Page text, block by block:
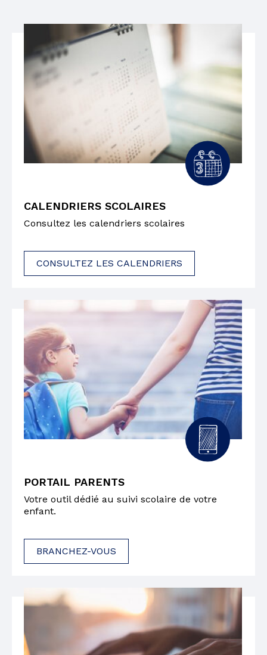
CALENDRIERS SCOLAIRES
Consultez les calendriers scolaires
CONSULTEZ LES CALENDRIERS
PORTAIL PARENTS
Votre outil dédié au suivi scolaire de votre
enfant.
BRANCHEZ-VOUS